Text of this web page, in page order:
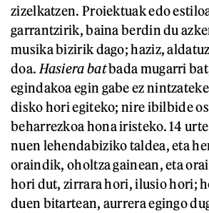
zizelkatzen. Proiektuak edo
garrantzirik, baina berdin du
musika bizirik dago; haziz,
doa. Hasiera batbada mugarri
egindakoa egin gabe ez
disko hori egiteko; nire ibilbide
beharrezkoa hona iristeko. 14
nuen lehendabiziko taldea, eta
oraindik, oholtza gainean, eta
hori dut, zirrara hori, ilusio hori;
duen bitartean, aurrera egingo